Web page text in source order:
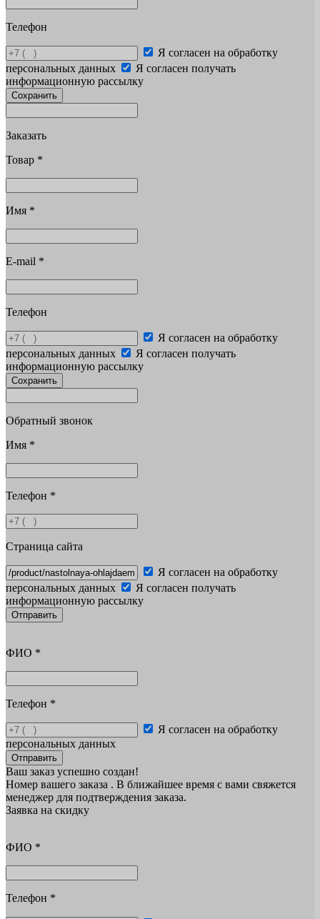
Телефон
Я согласен на обработку
персональных данных
Я согласен получать
информационную рассылку
Сохранить
Заказать
Товар *
Имя *
E-mail *
Телефон
Я согласен на обработку
персональных данных
Я согласен получать
информационную рассылку
Сохранить
Обратный звонок
Имя *
Телефон *
Страница сайта
Я согласен на обработку
персональных данных
Я согласен получать
информационную рассылку
Отправить
ФИО *
Телефон *
Я согласен на обработку
персональных данных
Отправить
Ваш заказ успешно создан!
Номер вашего заказа . В ближайшее время с вами свяжется
менеджер для подтверждения заказа.
Заявка на скидку
ФИО *
Телефон *